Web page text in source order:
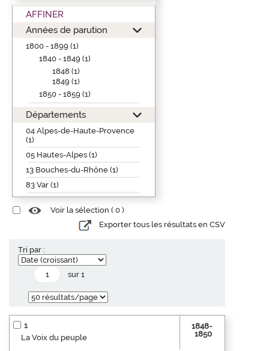
AFFINER
Années de parution
1800 - 1899 (1)
1840 - 1849 (1)
1848 (1)
1849 (1)
1850 - 1859 (1)
Départements
04 Alpes-de-Haute-Provence
(1)
05 Hautes-Alpes (1)
13 Bouches-du-Rhône (1)
83 Var (1)
Voir la sélection ( 0 )
Exporter tous les résultats en CSV
Tri par :
sur 1
1
La Voix du peuple
1848-
1850